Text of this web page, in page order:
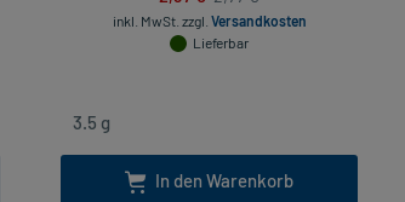
inkl. MwSt. zzgl. Versandkosten
Lieferbar
In den Warenkorb